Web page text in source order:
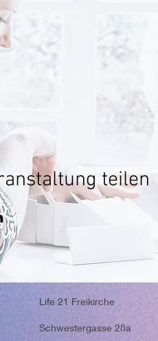
teilen
Life 21 Freikirche
Schwestergasse 28a